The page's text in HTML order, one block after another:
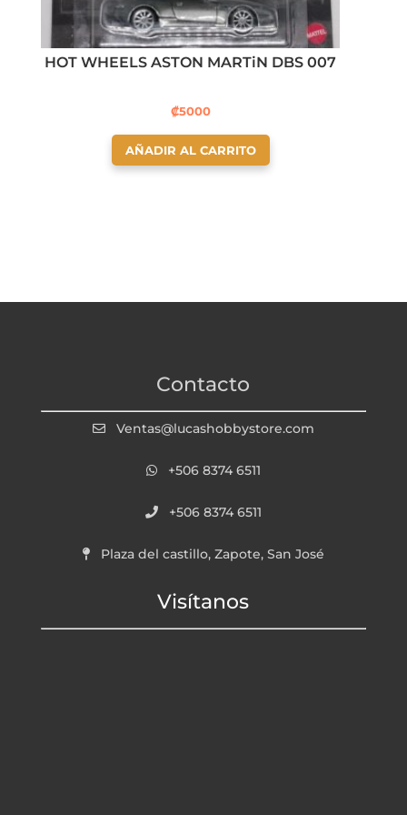
HOT WHEELS ASTON MARTiN DBS 007
₡5000
AÑADIR AL CARRITO
Contacto
Ventas@lucashobbystore.com
+506 8374 6511
+506 8374 6511
Plaza del castillo, Zapote, San José
Visítanos